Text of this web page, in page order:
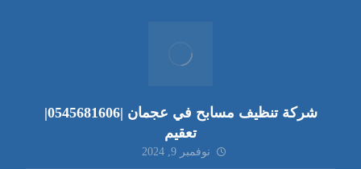
شركة تنظيف مسابح في عجمان |0545681606|
تعقيم
نوفمبر 9, 2024